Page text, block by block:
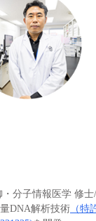
分子情報医学 修
DNA解析技術 （特